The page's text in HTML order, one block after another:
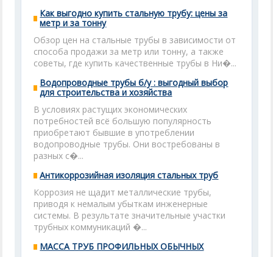
Как выгодно купить стальную трубу: цены за
метр и за тонну
Обзор цен на стальные трубы в зависимости от
способа продажи за метр или тонну, а также
советы, где купить качественные трубы в Ни�...
Водопроводные трубы б/у : выгодный выбор
для строительства и хозяйства
В условиях растущих экономических
потребностей всё большую популярность
приобретают бывшие в употреблении
водопроводные трубы. Они востребованы в
разных с�...
Антикоррозийная изоляция стальных труб
Коррозия не щадит металлические трубы,
приводя к немалым убыткам инженерные
системы. В результате значительные участки
трубных коммуникаций �...
МАССА ТРУБ ПРОФИЛЬНЫХ ОБЫЧНЫХ